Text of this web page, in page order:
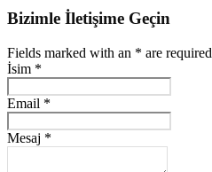
Bizimle İletişime Geçin
Fields marked with an * are required
İsim *
Email *
Mesaj *